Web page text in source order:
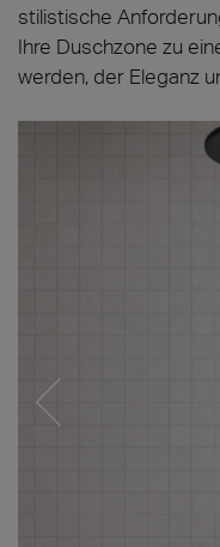
stilistische
Ihre Duschzone zu
werden, der Eleganz